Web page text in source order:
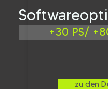
+30 PS/
zu den